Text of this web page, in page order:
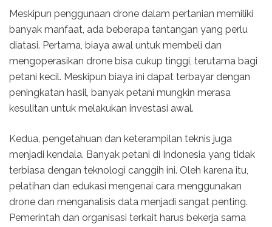
Meskipun penggunaan drone dalam pertanian memiliki
banyak manfaat, ada beberapa tantangan yang perlu
diatasi. Pertama, biaya awal untuk membeli dan
mengoperasikan drone bisa cukup tinggi, terutama bagi
petani kecil. Meskipun biaya ini dapat terbayar dengan
peningkatan hasil, banyak petani mungkin merasa
kesulitan untuk melakukan investasi awal.
Kedua, pengetahuan dan keterampilan teknis juga
menjadi kendala. Banyak petani di Indonesia yang tidak
terbiasa dengan teknologi canggih ini. Oleh karena itu,
pelatihan dan edukasi mengenai cara menggunakan
drone dan menganalisis data menjadi sangat penting.
Pemerintah dan organisasi terkait harus bekerja sama